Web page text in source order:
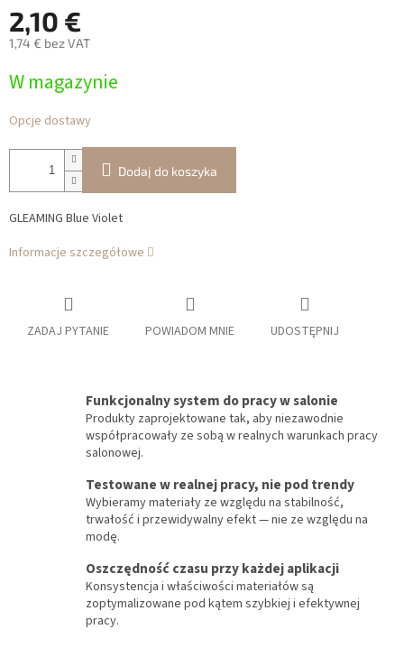
2,10 €
1,74 € bez VAT
jednostkowa:
W magazynie
Opcje dostawy
Dodaj do koszyka
GLEAMING Blue Violet
Informacje szczegółowe
ZADAJ PYTANIE POWIADOM MNIE UDOSTĘPNIJ
Funkcjonalny system do pracy w salonie
Produkty zaprojektowane tak, aby niezawodnie
współpracowały ze sobą w realnych warunkach pracy
salonowej.
Testowane w realnej pracy, nie pod trendy
Wybieramy materiały ze względu na stabilność,
trwałość i przewidywalny efekt — nie ze względu na
modę.
Oszczędność czasu przy każdej aplikacji
Konsystencja i właściwości materiałów są
zoptymalizowane pod kątem szybkiej i efektywnej
pracy.